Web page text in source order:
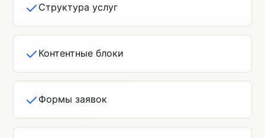
Структура услуг
Контентные блоки
Формы заявок